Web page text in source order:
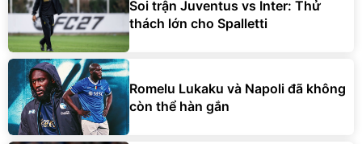
Soi trận Juventus vs Inter: Thử
thách lớn cho Spalletti
Romelu Lukaku và Napoli đã không
còn thể hàn gắn